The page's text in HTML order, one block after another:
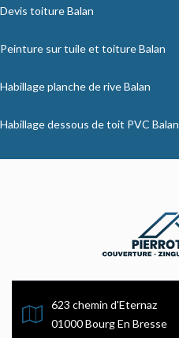
Devis toiture Balan
Peinture sur tuile et toiture Balan
Habillage planche de rive Balan
Habillage dessous de toit PVC Balan
623 chemin d'Eternaz
01000 Bourg En Bresse